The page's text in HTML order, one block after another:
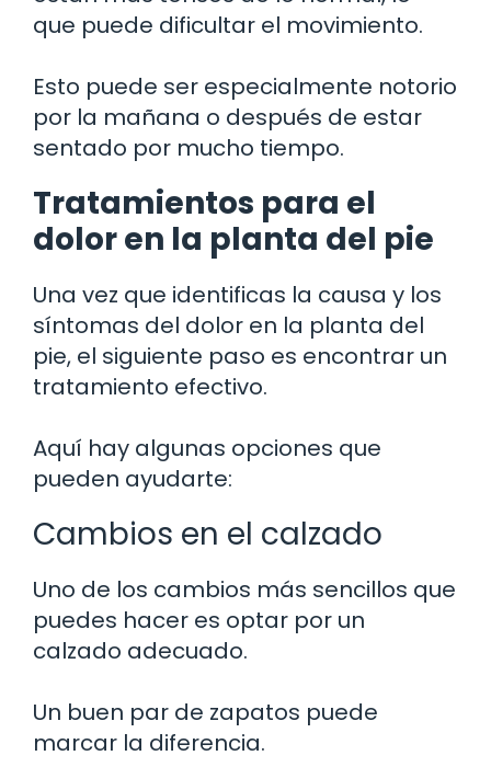
que puede dificultar el movimiento.
Esto puede ser especialmente notorio
por la mañana o después de estar
sentado por mucho tiempo.
Tratamientos para el
dolor en la planta del pie
Una vez que identificas la causa y los
síntomas del dolor en la planta del
pie, el siguiente paso es encontrar un
tratamiento efectivo.
Aquí hay algunas opciones que
pueden ayudarte:
Cambios en el calzado
Uno de los cambios más sencillos que
puedes hacer es optar por un
calzado adecuado.
Un buen par de zapatos puede
marcar la diferencia.